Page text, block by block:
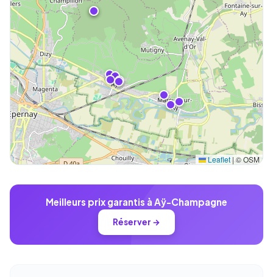
Leaflet |© OSM
Meilleurs prix garantis à Aÿ-Champagne
Réserver →